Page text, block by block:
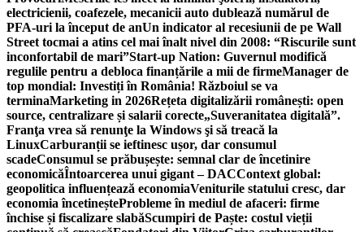
electricienii, coafezele, mecanicii auto dublează numărul de
PFA-uri la început de anUn indicator al recesiunii de pe Wall
Street tocmai a atins cel mai înalt nivel din 2008: “Riscurile sunt
inconfortabil de mari”Start-up Nation: Guvernul modifică
regulile pentru a debloca finanțările a mii de firmeManager de
top mondial: Investiți în România! Războiul se va
terminaMarketing in 2026Rețeta digitalizării românești: open
source, centralizare și salarii corecte„Suveranitatea digitală”.
Franţa vrea să renunţe la Windows şi să treacă la
LinuxCarburanții se ieftinesc ușor, dar consumul
scadeConsumul se prăbușește: semnal clar de încetinire
economicăÎntoarcerea unui gigant – DACContext global:
geopolitica influențează economiaVeniturile statului cresc, dar
economia încetineșteProbleme în mediul de afaceri: firme
închise și fiscalizare slabăScumpiri de Paște: costul vieții